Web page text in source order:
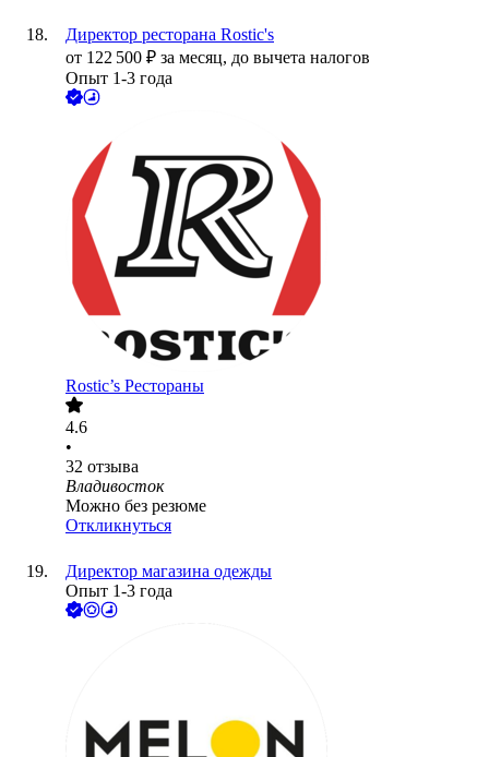
Директор ресторана Rostic's
от 122 500 ₽ за месяц, до вычета налогов
Опыт 1-3 года
Rostic’s Рестораны
4.6
•
32 отзыва
Владивосток
Можно без резюме
Откликнуться
Директор магазина одежды
Опыт 1-3 года